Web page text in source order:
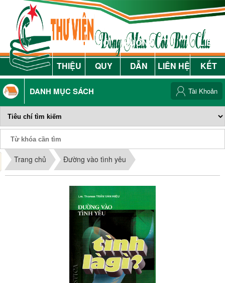
GIỚI
THIỆU
NỘI
QUY
HƯỚNG
DẪN
LIÊN HỆ
LIÊN
KẾT
DANH MỤC SÁCH
Phiếu Sách
Tài Khoản
Trang chủ Đường vào tình yêu